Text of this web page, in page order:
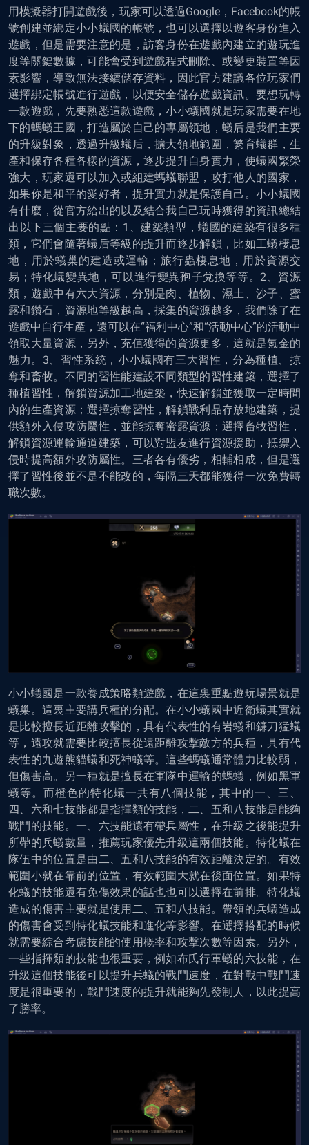
用模擬器打開遊戲後，玩家可以透過Google，Facebook的帳
號創建並綁定小小蟻國的帳號，也可以選擇以遊客身份進入
遊戲，但是需要注意的是，訪客身份在遊戲內建立的遊玩進
度等關鍵數據，可能會受到遊戲程式刪除、或變更裝置等因
素影響，導致無法接續儲存資料，因此官方建議各位玩家們
選擇綁定帳號進行遊戲，以便安全儲存遊戲資訊。要想玩轉
一款遊戲，先要熟悉這款遊戲，小小蟻國就是玩家需要在地
下的螞蟻王國，打造屬於自己的專屬領地，蟻后是我們主要
的升級對象，透過升級蟻后，擴大領地範圍，繁育蟻群，生
產和保存各種各樣的資源，逐步提升自身實力，使蟻國繁榮
強大，玩家還可以加入或組建螞蟻聯盟，攻打他人的國家，
如果你是和平的愛好者，提升實力就是保護自己。小小蟻國
有什麼，從官方給出的以及結合我自己玩時獲得的資訊總結
出以下三個主要的點：1、建築類型，蟻國的建築有很多種
類，它們會隨著蟻后等級的提升而逐步解鎖，比如工蟻棲息
地，用於蟻巢的建造或運輸；旅行蟲棲息地，用於資源交
易；特化蟻變異地，可以進行變異孢子兌換等等。2、資源
類，遊戲中有六大資源，分別是肉、植物、濕土、沙子、蜜
露和鑽石，資源地等級越高，採集的資源越多，我們除了在
遊戲中自行生產，還可以在“福利中心”和“活動中心”的活動中
領取大量資源，另外，充值獲得的資源更多，這就是氪金的
魅力。3、習性系統，小小蟻國有三大習性，分為種植、掠
奪和畜牧。不同的習性能建設不同類型的習性建築，選擇了
種植習性，解鎖資源加工地建築，快速解鎖並獲取一定時間
內的生產資源；選擇掠奪習性，解鎖戰利品存放地建築，提
供額外入侵攻防屬性，並能掠奪蜜露資源；選擇畜牧習性，
解鎖資源運輸通道建築，可以對盟友進行資源援助，抵禦入
侵時提高額外攻防屬性。三者各有優劣，相輔相成，但是選
擇了習性後並不是不能改的，每隔三天都能獲得一次免費轉
職次數。
小小蟻國是一款養成策略類遊戲，在這裏重點遊玩場景就是
蟻巢。這裏主要講兵種的分配。在小小蟻國中近衛蟻其實就
是比較擅長近距離攻擊的，具有代表性的有岩蟻和鐮刀猛蟻
等，遠攻就需要比較擅長從遠距離攻擊敵方的兵種，具有代
表性的九遊熊貓蟻和死神蟻等。這些螞蟻通常體力比較弱，
但傷害高。另一種就是擅長在軍隊中運輸的螞蟻，例如黑軍
蟻等。而橙色的特化蟻一共有八個技能，其中的一、三、
四、六和七技能都是指揮類的技能，二、五和八技能是能夠
戰鬥的技能。一、六技能還有帶兵屬性，在升級之後能提升
所帶的兵蟻數量，推薦玩家優先升級這兩個技能。特化蟻在
隊伍中的位置是由二、五和八技能的有效距離決定的。有效
範圍小就在靠前的位置，有效範圍大就在後面位置。如果特
化蟻的技能還有免傷效果的話也也可以選擇在前排。特化蟻
造成的傷害主要就是使用二、五和八技能。帶領的兵蟻造成
的傷害會受到特化蟻技能和進化等影響。在選擇搭配的時候
就需要綜合考慮技能的使用概率和攻擊次數等因素。另外，
一些指揮類的技能也很重要，例如布氏行軍蟻的六技能，在
升級這個技能後可以提升兵蟻的戰鬥速度，在對戰中戰鬥速
度是很重要的，戰鬥速度的提升就能夠先發制人，以此提高
了勝率。